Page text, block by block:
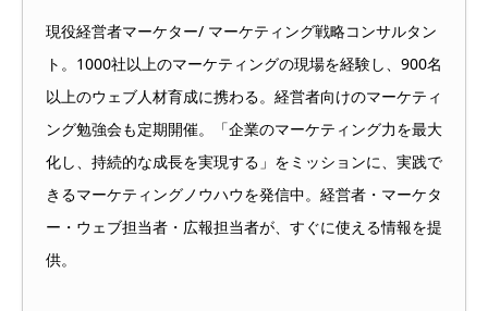
現役経営者マーケター/ マーケティング戦略コンサルタン
ト。1000社以上のマーケティングの現場を経験し、900名
以上のウェブ人材育成に携わる。経営者向けのマーケティ
ング勉強会も定期開催。「企業のマーケティング力を最大
化し、持続的な成長を実現する」をミッションに、実践で
きるマーケティングノウハウを発信中。経営者・マーケタ
ー・ウェブ担当者・広報担当者が、すぐに使える情報を提
供。